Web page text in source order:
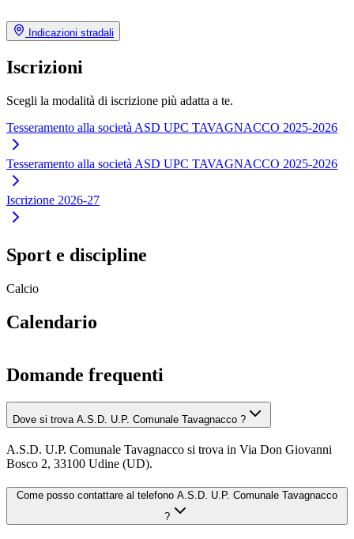
Indicazioni stradali
Iscrizioni
Scegli la modalità di iscrizione più adatta a te.
Tesseramento alla società ASD UPC TAVAGNACCO 2025-2026
Tesseramento alla società ASD UPC TAVAGNACCO 2025-2026
Iscrizione 2026-27
Sport e discipline
Calcio
Calendario
Domande frequenti
Dove si trova A.S.D. U.P. Comunale Tavagnacco ?
A.S.D. U.P. Comunale Tavagnacco si trova in Via Don Giovanni
Bosco 2, 33100 Udine (UD).
Come posso contattare al telefono A.S.D. U.P. Comunale Tavagnacco
?